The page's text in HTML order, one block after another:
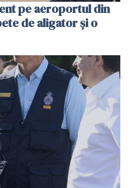
pe aeroportul din
de aligator și o